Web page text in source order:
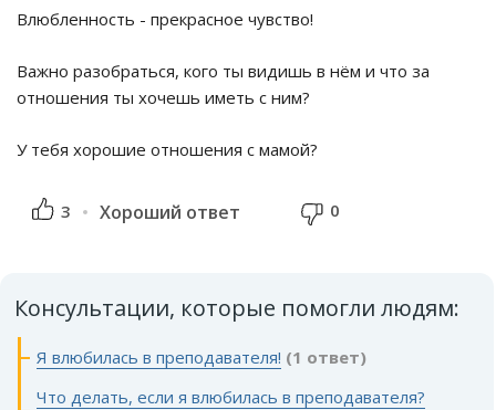
Влюбленность - прекрасное чувство!
Важно разобраться, кого ты видишь в нём и что за
отношения ты хочешь иметь с ним?
У тебя хорошие отношения с мамой?
3 Хороший ответ 0
Консультации, которые помогли людям:
Я влюбилась в преподавателя! (1 ответ)
Что делать, если я влюбилась в преподавателя?